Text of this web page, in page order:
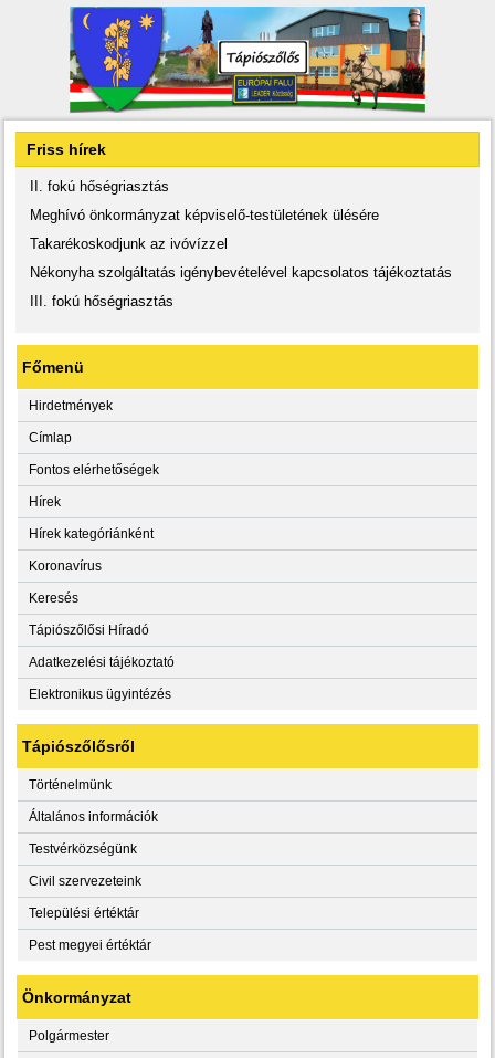
Friss hírek
II. fokú hőségriasztás
Meghívó önkormányzat képviselő-testületének ülésére
Takarékoskodjunk az ivóvízzel
Nékonyha szolgáltatás igénybevételével kapcsolatos tájékoztatás
III. fokú hőségriasztás
Főmenü
Hirdetmények
Címlap
Fontos elérhetőségek
Hírek
Hírek kategóriánként
Koronavírus
Keresés
Tápiószőlősi Híradó
Adatkezelési tájékoztató
Elektronikus ügyintézés
Tápiószőlősről
Történelmünk
Általános információk
Testvérközségünk
Civil szervezeteink
Települési értéktár
Pest megyei értéktár
Önkormányzat
Polgármester